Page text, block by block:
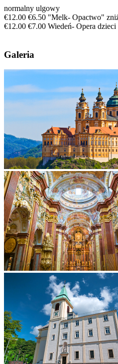
normalny ulgowy
€12.00 €6.50 "Melk- Opactwo"
€12.00 €7.00 Wiedeń- Opera
Galeria